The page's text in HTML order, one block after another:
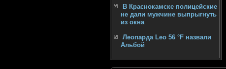
В Краснокамске полицейские
не дали мужчине выпрыгнуть
из окна
Леопарда Leo 56 °F назвали
Альбой